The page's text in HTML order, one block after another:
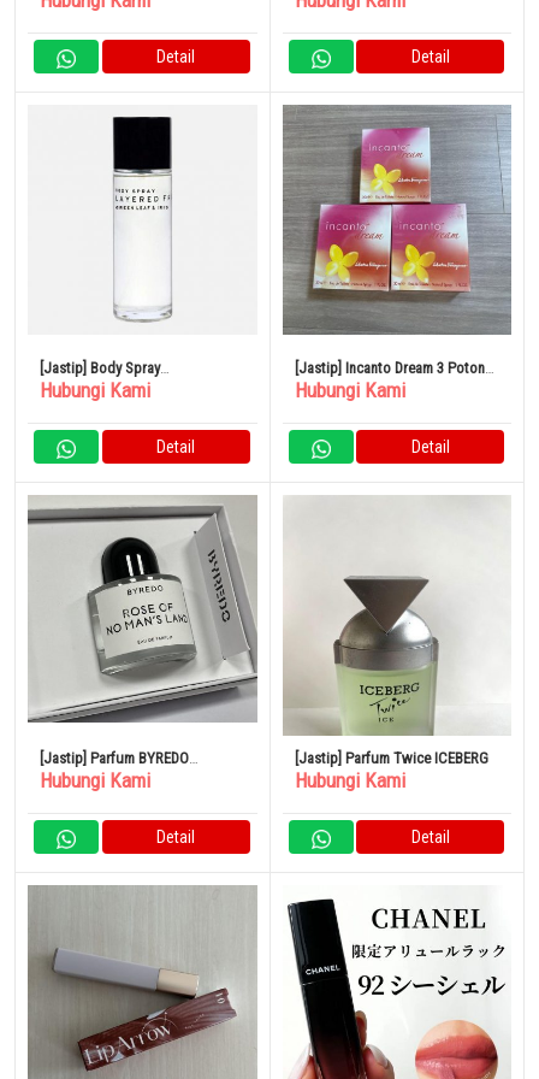
Detail Detail
[Jastip] Body Spray
SHOLAYERED 100ml
Hubungi Kami
Detail
[Jastip] Incanto Dream 3 Potong
Set Parfum
Hubungi Kami
Detail
[Jastip] Parfum BYREDO
BLANCHE Blanche Eau de
Hubungi Kami
Detail
[Jastip] Parfum Twice ICEBERG
Hubungi Kami
Detail